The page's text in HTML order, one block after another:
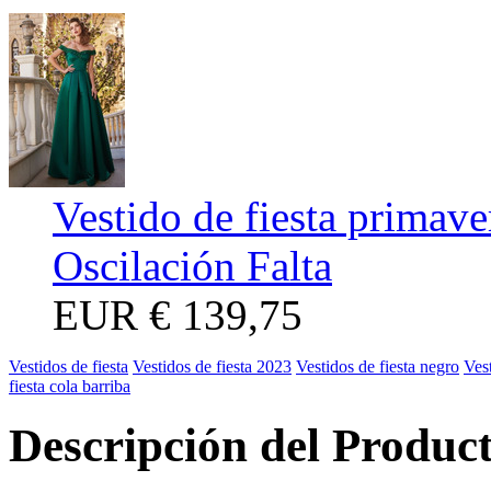
Vestido de fiesta
Oscilación Falta
EUR € 139,75
Vestidos de fiesta Vestidos de fiesta 2023 Vestidos de fiesta negro
fiesta cola barriba
Descripción del